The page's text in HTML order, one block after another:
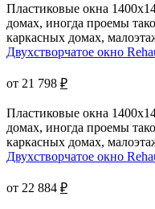
Пластиковые окна
домах, иногда проемы
каркасных домах,
Двухстворчатое окно
от 21 798 ₽
Пластиковые окна
домах, иногда проемы
каркасных домах,
Двухстворчатое окно
от 22 884 ₽